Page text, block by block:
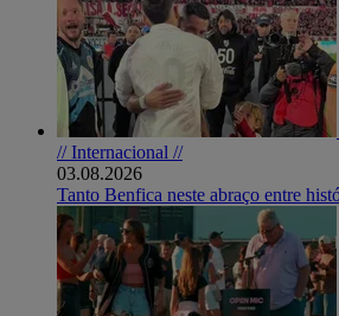
// Internacional //
03.08.2026
Tanto Benfica neste abraço entre